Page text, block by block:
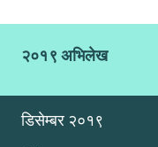
२०१९ अभिलेख
डिसेम्बर २०१९